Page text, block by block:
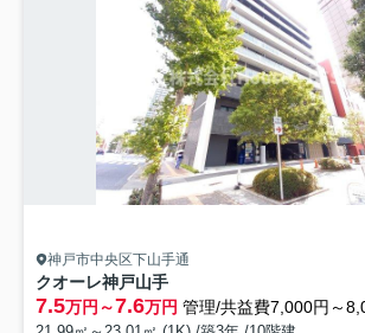
神戸市中央区下山手通
クオーレ神戸山手
7.5万円～7.6万円 管理/共益費7,000円～